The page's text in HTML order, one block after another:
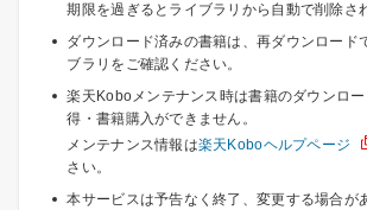
期限を過ぎるとライブラリから自動で削除さ
ダウンロード済みの書籍は、再ダウンロード
ブラリをご確認ください。
楽天Koboメンテナンス時は書籍のダウンロ
得・書籍購入ができません。
メンテナンス情報は楽天Koboヘルプページ
さい。
本サービスは予告なく終了、変更する場合が